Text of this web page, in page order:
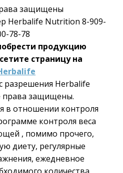
защищены
Herbalife Nutrition 8-909-
78-78
продукцию
разрешения Herbalife
права защищены.
в отношении контроля
контроля веса
, помимо прочего,
диету, регулярные
ежедневное